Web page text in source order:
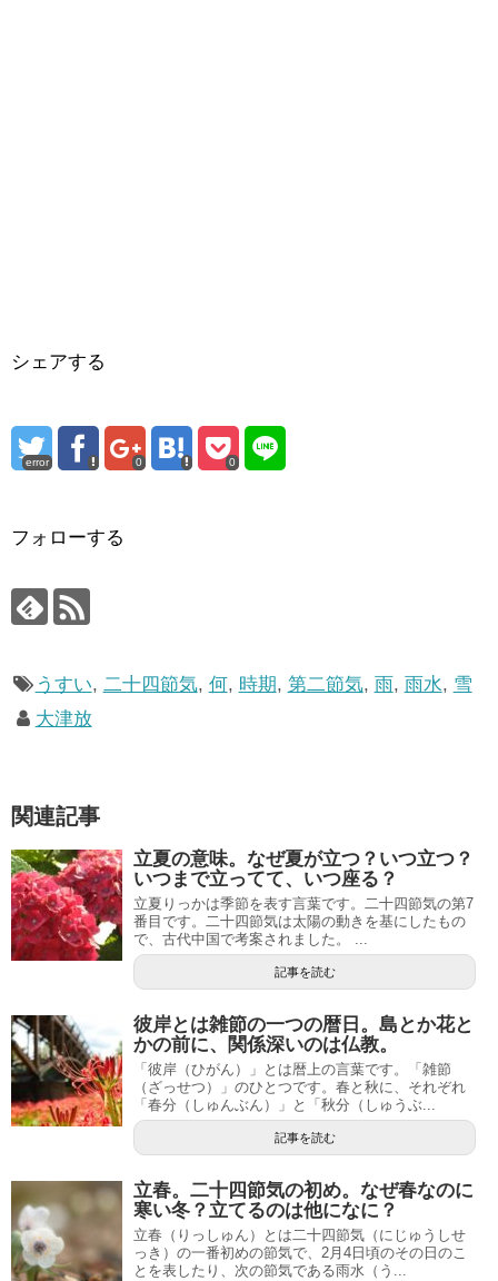
シェアする
error 0 0
フォローする
うすい, 二十四節気, 何, 時期, 第二節気, 雨, 雨水, 雪
大津放
関連記事
立夏の意味。なぜ夏が立つ？いつ立つ？
いつまで立ってて、いつ座る？
立夏りっかは季節を表す言葉です。二十四節気の第7
番目です。二十四節気は太陽の動きを基にしたもの
で、古代中国で考案されました。 ...
記事を読む
彼岸とは雑節の一つの暦日。島とか花と
かの前に、関係深いのは仏教。
「彼岸（ひがん）」とは暦上の言葉です。「雑節
（ざっせつ）」のひとつです。春と秋に、それぞれ
「春分（しゅんぶん）」と「秋分（しゅうぶ...
記事を読む
立春。二十四節気の初め。なぜ春なのに
寒い冬？立てるのは他になに？
立春（りっしゅん）とは二十四節気（にじゅうしせ
っき）の一番初めの節気で、2月4日頃のその日のこ
とを表したり、次の節気である雨水（う...